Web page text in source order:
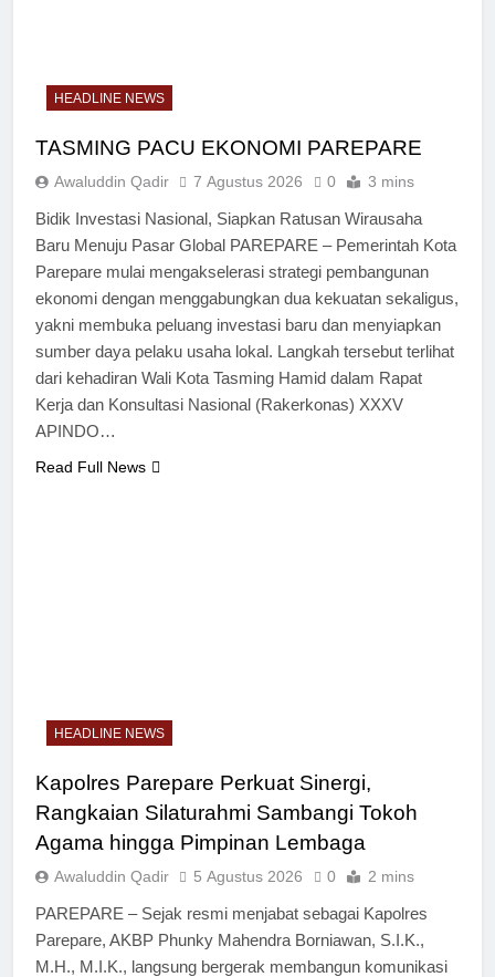
HEADLINE NEWS
TASMING PACU EKONOMI PAREPARE
Awaluddin Qadir 7 Agustus 2026 0 3 mins
Bidik Investasi Nasional, Siapkan Ratusan Wirausaha
Baru Menuju Pasar Global PAREPARE – Pemerintah Kota
Parepare mulai mengakselerasi strategi pembangunan
ekonomi dengan menggabungkan dua kekuatan sekaligus,
yakni membuka peluang investasi baru dan menyiapkan
sumber daya pelaku usaha lokal. Langkah tersebut terlihat
dari kehadiran Wali Kota Tasming Hamid dalam Rapat
Kerja dan Konsultasi Nasional (Rakerkonas) XXXV
APINDO…
Read Full News
HEADLINE NEWS
Kapolres Parepare Perkuat Sinergi,
Rangkaian Silaturahmi Sambangi Tokoh
Agama hingga Pimpinan Lembaga
Awaluddin Qadir 5 Agustus 2026 0 2 mins
PAREPARE – Sejak resmi menjabat sebagai Kapolres
Parepare, AKBP Phunky Mahendra Borniawan, S.I.K.,
M.H., M.I.K., langsung bergerak membangun komunikasi